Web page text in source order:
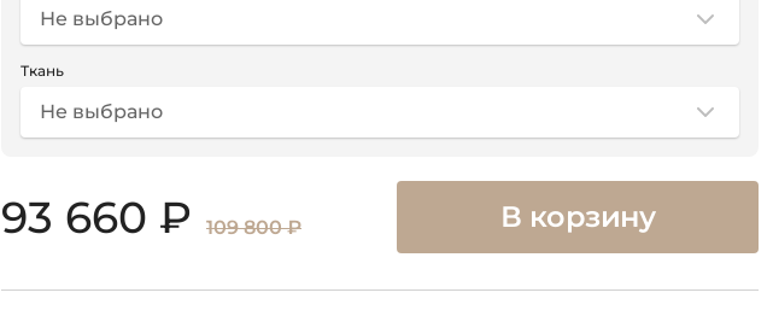
Не выбрано
Ткань
Не выбрано
93 660 ₽ 109 800 ₽ В корзину